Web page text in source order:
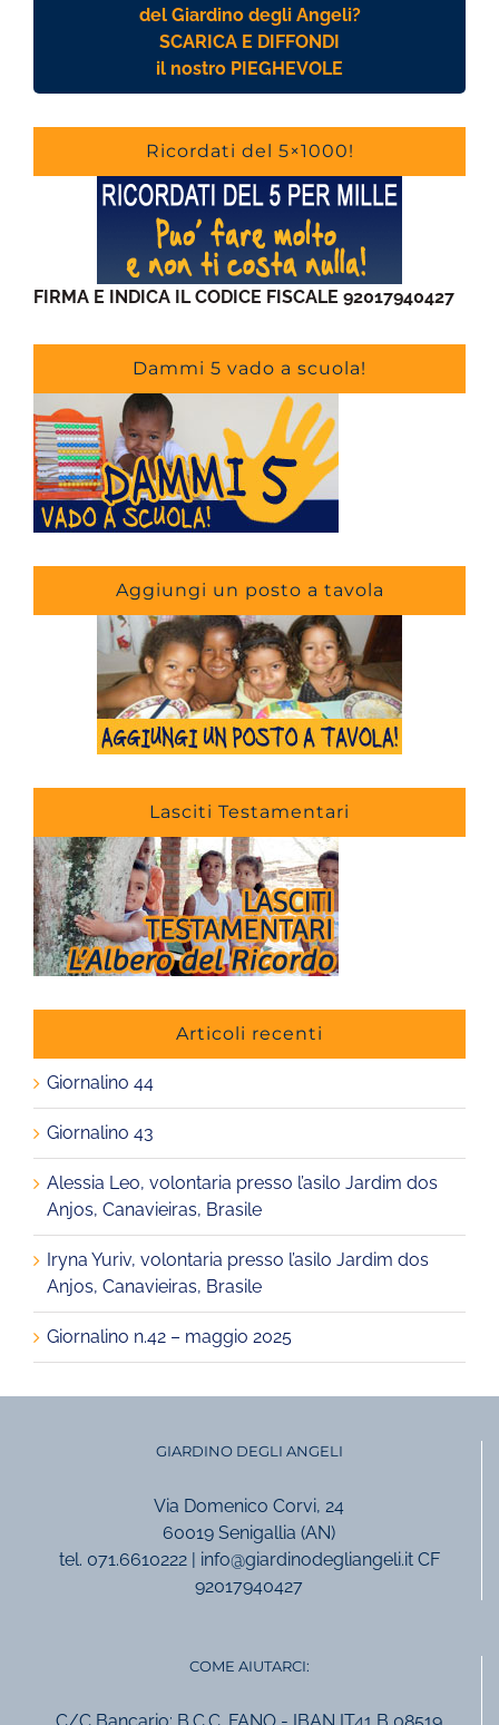
del Giardino degli Angeli?
SCARICA E DIFFONDI
il nostro PIEGHEVOLE
Ricordati del 5×1000!
FIRMA E INDICA IL CODICE FISCALE 92017940427
Dammi 5 vado a scuola!
Aggiungi un posto a tavola
Lasciti Testamentari
Articoli recenti
Giornalino 44
Giornalino 43
Alessia Leo, volontaria presso l’asilo Jardim dos
Anjos, Canavieiras, Brasile
Iryna Yuriv, volontaria presso l’asilo Jardim dos
Anjos, Canavieiras, Brasile
Giornalino n.42 – maggio 2025
GIARDINO DEGLI ANGELI
Via Domenico Corvi, 24
60019 Senigallia (AN)
tel. 071.6610222 | info@giardinodegliangeli.it CF
92017940427
COME AIUTARCI: